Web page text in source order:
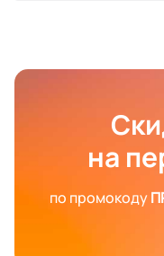
на
по промокоду